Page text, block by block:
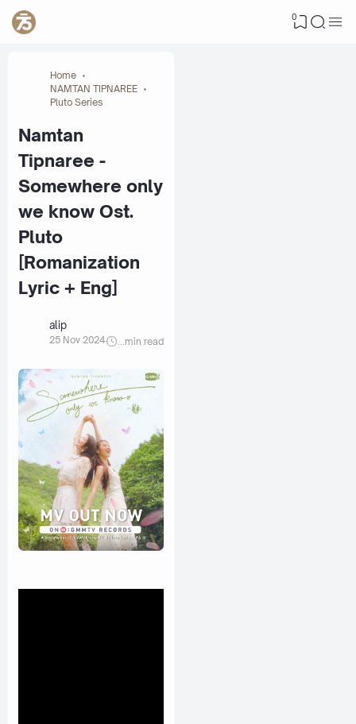
0
Home
NAMTAN TIPNAREE
Pluto Series
Namtan
Tipnaree -
Somewhere only
we know Ost.
Pluto
[Romanization
Lyric + Eng]
alip
25 Nov 2024 min read